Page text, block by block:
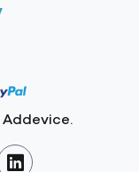
Addevice.